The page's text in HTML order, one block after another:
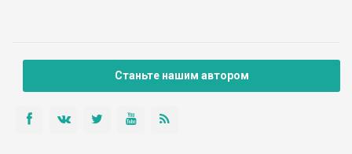
Станьте нашим автором